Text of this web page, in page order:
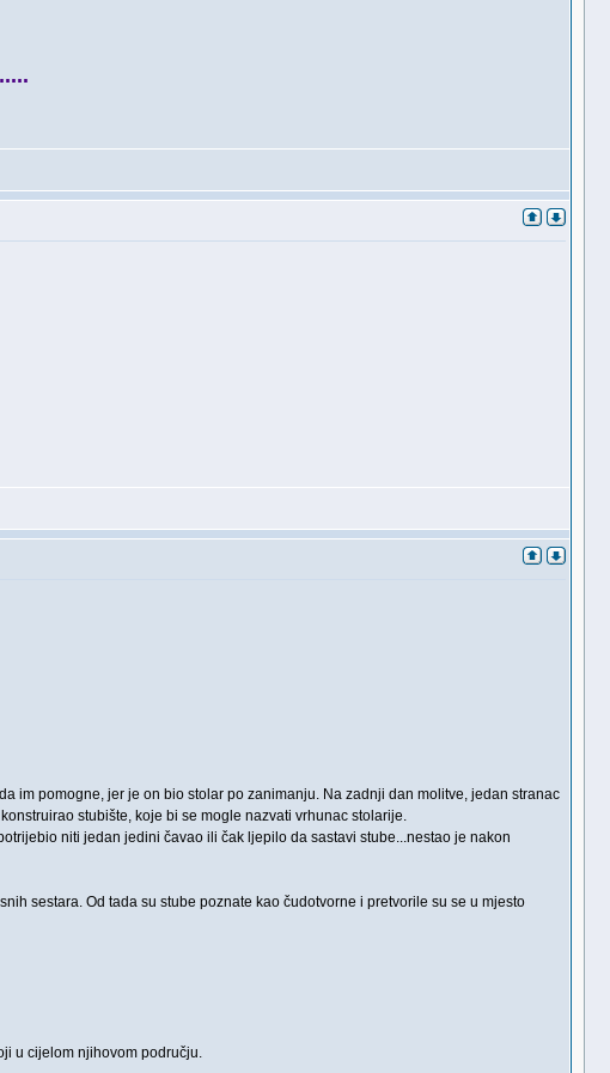
im pomogne, jer je on bio stolar po zanimanju. Na zadnji dan molitve, jedan stranac
stubište, koje bi se mogle nazvati vrhunac stolarije.
niti jedan jedini čavao ili čak ljepilo da sastavi stube...nestao je nakon
sestara. Od tada su stube poznate kao čudotvorne i pretvorile su se u mjesto
u cijelom njihovom području.